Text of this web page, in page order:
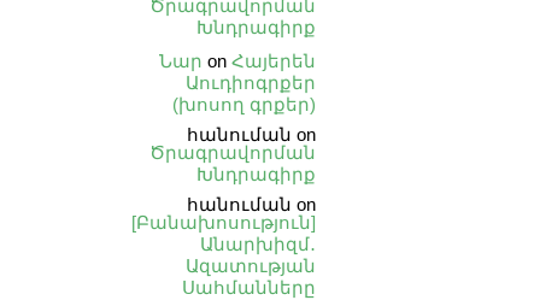
Ծրագրավորման
Խնդրագիրք
Նար on Հայերեն
Աուդիոգրքեր
(խոսող գրքեր)
հանուման on
Ծրագրավորման
Խնդրագիրք
հանուման on
[Բանախոսություն]
Անարխիզմ․
Ազատության
Սահմանները